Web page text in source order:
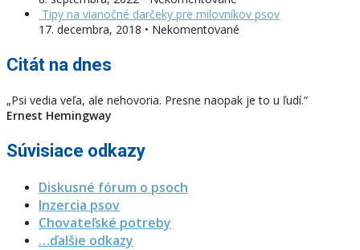
Tipy na vianočné darčeky pre milovníkov psov
17. decembra, 2018 • Nekomentované
Citát na dnes
„Psi vedia veľa, ale nehovoria. Presne naopak je to u ľudí.“
Ernest Hemingway
Súvisiace odkazy
Diskusné fórum o psoch
Inzercia psov
Chovateľské potreby
…ďalšie odkazy